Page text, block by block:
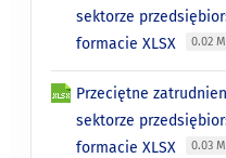
sektorze
formacie XLSX
0.02
Przeciętne
sektorze
formacie XLSX
0.03